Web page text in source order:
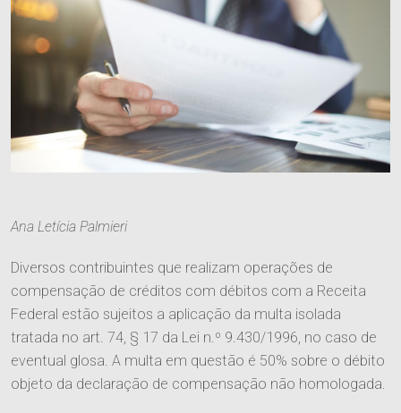
Ana Letícia Palmieri
Diversos contribuintes que realizam operações de
compensação de créditos com débitos com a Receita
Federal estão sujeitos a aplicação da multa isolada
tratada no art. 74, § 17 da Lei n.º 9.430/1996, no caso de
eventual glosa. A multa em questão é 50% sobre o débito
objeto da declaração de compensação não homologada.